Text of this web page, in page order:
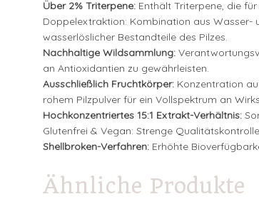
Über 2% Triterpene: Enthält Triterpene, die
Doppelextraktion: Kombination aus Wasser-
wasserlöslicher Bestandteile des Pilzes.
Nachhaltige Wildsammlung:
an Antioxidantien zu gewährleisten.
Ausschließlich Fruchtkörper: Konzentration
rohem Pilzpulver für ein Vollspektrum an
Hochkonzentriertes 15:1 Extrakt-Verhältnis:
Glutenfrei & Vegan: Strenge
Shellbroken-Verfahren: Erhöhte
Ähnliche Produkte